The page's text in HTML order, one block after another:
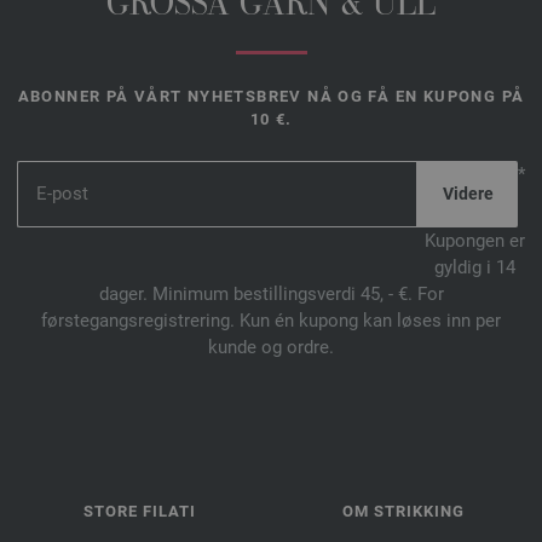
ABONNER PÅ VÅRT NYHETSBREV NÅ OG FÅ EN KUPONG PÅ
10 €.
*
Kupongen er
gyldig i 14
dager. Minimum bestillingsverdi 45, - €. For
førstegangsregistrering. Kun én kupong kan løses inn per
kunde og ordre.
STORE FILATI OM STRIKKING